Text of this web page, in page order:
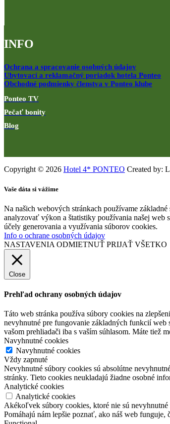
INFO
Ochrana a spracovanie osobných údajov
Ubytovací a reklamačný poriadok hotela Ponteo
Obchodné podmienky členstva v Ponteo klube
Ponteo TV
Pečať bonity
Blog
Copyright © 2026 Hotel 4* PONTEO Created by:
Vaše dáta si vážime
Na našich webových stránkach používame
analyzovať výkon a štatistiky používania našej web
účely generovania a využívania súborov cookies.
Info o ochrane osobných údajov
NASTAVENIA ODMIETNUŤ PRIJAŤ VŠETKO
Close
Prehľad ochrany osobných údajov
Táto web stránka používa súbory cookies na
nevyhnutné pre fungovanie základných funkcií web
vašom prehliadači iba s vaším súhlasom. Máte tiež
Navyhnutné cookies
Navyhnutné cookies
Vždy zapnuté
Nevyhnutné súbory cookies sú absolútne
stránky. Tieto cookies neukladajú žiadne osobné
Analytické cookies
Analytické cookies
Akékoľvek súbory cookies, ktoré nie sú
Pomáhajú nám lepšie poznať, ako náš web